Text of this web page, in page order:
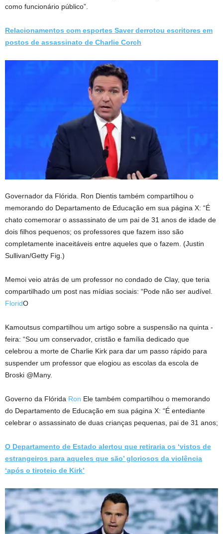
como funcionário público”.
Relacionamentos com esportes Saver derrotou escritores em
postos de assassinato de Charlie Corch
Governador da Flórida. Ron Dientis também compartilhou o
memorando do Departamento de Educação em sua página X: “É
chato comemorar o assassinato de um pai de 31 anos de idade de
dois filhos pequenos; os professores que fazem isso são
completamente inaceitáveis ​​entre aqueles que o fazem. (Justin
Sullivan/Getty Fig.)
Memoi veio atrás de um professor no condado de Clay, que teria
compartilhado um post nas mídias sociais: “Pode não ser audível.
FloridO
Kamoutsus compartilhou um artigo sobre a suspensão na quinta -
feira: “Sou um conservador, cristão e família dedicado que
celebrou a morte de Charlie Kirk para dar um passo rápido para
suspender um professor que elogiou as escolas da escola de
Broski @Many.
Governo da Flórida Ron Ele também compartilhou o memorando
do Departamento de Educação em sua página X: “É entediante
celebrar o assassinato de duas crianças pequenas, pai de 31 anos;
O Departamento de Estado alertou que retiraria os ‘vistos de
estrangeiros para aqueles que são’ gloriosos da violência
‘após o tiroteio de Kirk’